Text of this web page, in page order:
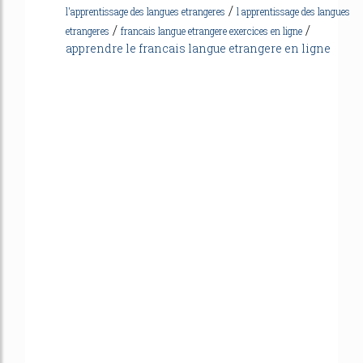
l'apprentissage des langues etrangeres / l apprentissage des langues
etrangeres / francais langue etrangere exercices en ligne /
apprendre le francais langue etrangere en ligne